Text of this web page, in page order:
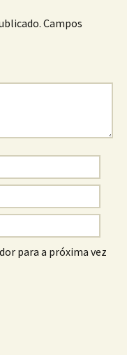
Campos
para a próxima vez